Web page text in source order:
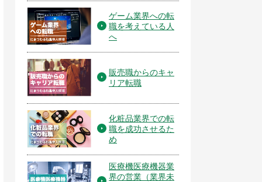
ゲーム業界への転
職を考えている人
へ
販売職からのキャ
リア転職
化粧品業界での転
職を成功させるた
め
医療機医療機器業
界の営業（業界未